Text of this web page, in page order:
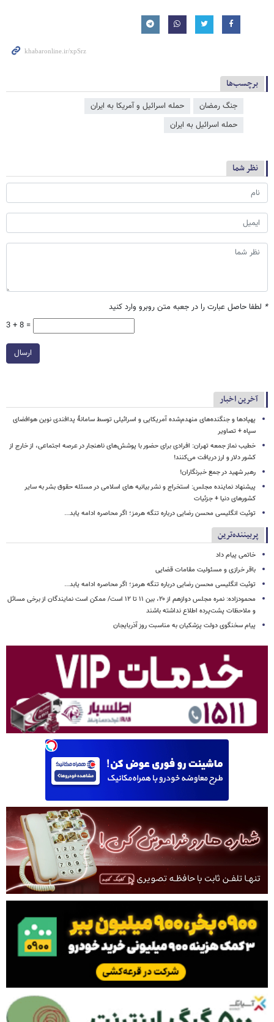
برچسب‌ها
جنگ رمضان
حمله اسرائیل و آمریکا به ایران
حمله اسرائیل به ایران
نظر شما
* لطفا حاصل عبارت را در جعبه متن روبرو وارد کنید
3 + 8 =
ارسال
آخرین اخبار
پهپادها و جنگنده‌های منهدم‌شده آمریکایی و اسرائیلی توسط سامانۀ پدافندی نوین هوافضای
سپاه + تصاویر
خطیب نماز جمعه تهران: افرادی برای حضور با پوشش‌های ناهنجار در عرصه اجتماعی، از خارج از
کشور دلار و ارز دریافت می‌کنند!
رهبر شهید در جمع خبرنگاران!
پیشنهاد نماینده مجلس: استخراج و نشر بیانیه های اسلامی در مسئله حقوق بشر به سایر
کشورهای دنیا + جزئیات
توئیت انگلیسی محسن رضایی درباره تنگه هرمز؛ اگر محاصره ادامه یابد...
پربیننده‌ترین
خاتمی پیام داد
باقر خرازی و مسئولیت مقامات قضایی
توئیت انگلیسی محسن رضایی درباره تنگه هرمز؛ اگر محاصره ادامه یابد...
محمودزاده: نمره مجلس دوازهم از ۲۰، بین ۱۱ تا ۱۲ است/ ممکن است نمایندگان از برخی مسائل
و ملاحظات پشت‌پرده اطلاع نداشته باشند
پیام سخنگوی دولت پزشکیان به مناسبت روز آذربایجان